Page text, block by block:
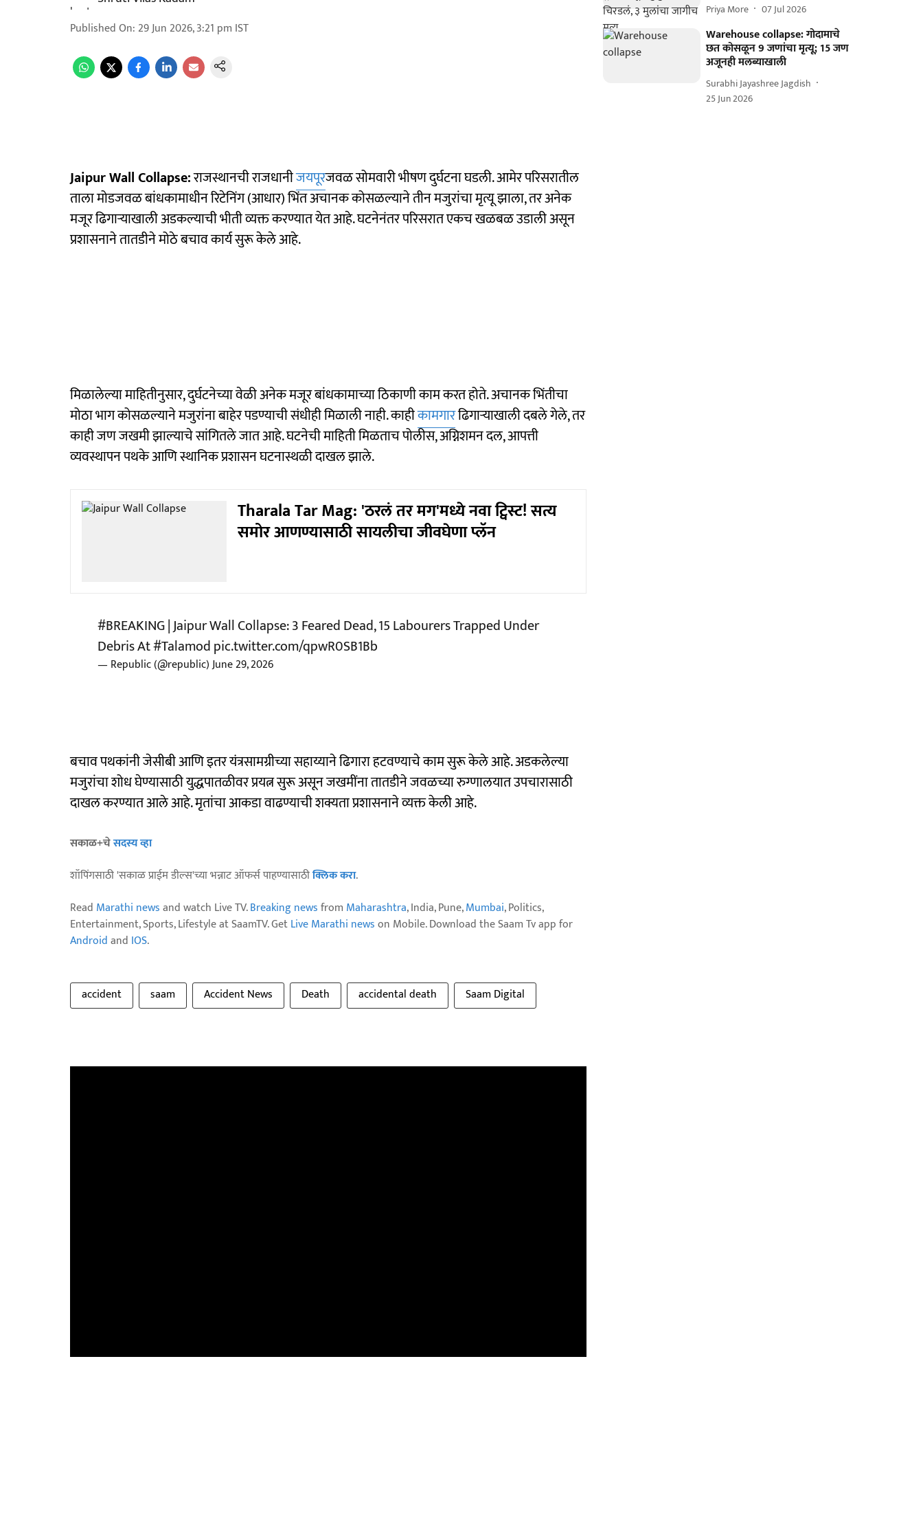
Published On: 29 Jun 2026, 3:21 pm IST
Jaipur Wall Collapse:राजस्थानची राजधानीजयपूरजवळ सोमवारी भीषण दुर्घटना घडली. आमेर परिसरातील
ताला मोडजवळ बांधकामाधीन रिटेनिंग (आधार) भिंत अचानक कोसळल्याने तीन मजुरांचा मृत्यू झाला, तर अनेक
मजूर ढिगाऱ्याखाली अडकल्याची भीती व्यक्त करण्यात येत आहे. घटनेनंतर परिसरात एकच खळबळ उडाली असून
प्रशासनाने तातडीने मोठे बचाव कार्य सुरू केले आहे.
मिळालेल्या माहितीनुसार, दुर्घटनेच्या वेळी अनेक मजूर बांधकामाच्या ठिकाणी काम करत होते. अचानक भिंतीचा
मोठा भाग कोसळल्याने मजुरांना बाहेर पडण्याची संधीही मिळाली नाही. काहीकामगारढिगाऱ्याखाली दबले गेले, तर
काही जण जखमी झाल्याचे सांगितले जात आहे. घटनेची माहिती मिळताच पोलीस, अग्निशमन दल, आपत्ती
व्यवस्थापन पथके आणि स्थानिक प्रशासन घटनास्थळी दाखल झाले.
Tharala Tar Mag: 'ठरलं तर मग'मध्ये नवा ट्विस्ट! सत्य
समोर आणण्यासाठी सायलीचा जीवघेणा प्लॅन
#BREAKING| Jaipur Wall Collapse: 3 Feared Dead, 15 Labourers Trapped Under
Debris At#Talamodpic.twitter.com/qpwR0SB1Bb
— Republic (@republic)June 29, 2026
बचाव पथकांनी जेसीबी आणि इतर यंत्रसामग्रीच्या सहाय्याने ढिगारा हटवण्याचे काम सुरू केले आहे. अडकलेल्या
मजुरांचा शोध घेण्यासाठी युद्धपातळीवर प्रयत्न सुरू असून जखमींना तातडीने जवळच्या रुग्णालयात उपचारासाठी
दाखल करण्यात आले आहे. मृतांचा आकडा वाढण्याची शक्यता प्रशासनाने व्यक्त केली आहे.
सकाळ+चेसदस्य व्हा
शॉपिंगसाठी 'सकाळ प्राईम डील्स'च्या भन्नाट ऑफर्स पाहण्यासाठीक्लिक करा.
Read Marathi newsand watch Live TV.Breaking newsfrom Maharashtra, India, Pune,Mumbai, Politics,
Entertainment, Sports, Lifestyle at SaamTV. GetLive Marathi newson Mobile. Download the Saam Tv app for
Androidand IOS.
accident saam Accident News Death accidental death Saam Digital
Priya More 07 Jul 2026
Warehouse collapse: गोदामाचे
छत कोसळून 9 जणांचा मृत्यू; 15 जण
अजूनही मलब्याखाली
Surabhi Jayashree Jagdish
25 Jun 2026